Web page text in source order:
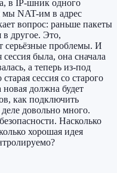
в IP-шник одного
мы NAT-им в адрес
вопрос: раньше пакеты
в другое. Это,
серьёзные проблемы. И
была, она сначала
а теперь из-под
сессия со старого
должна будет
как подключить
довольно много.
Насколько
хорошая идея